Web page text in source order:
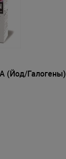
(Йод/Галогены)